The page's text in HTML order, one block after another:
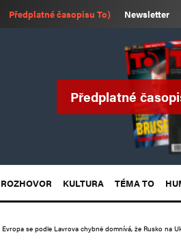
Předplatné časopisu To) Newsletter
Předplatné
ROZHOVOR KULTURA TÉMA TO
Evropa se podle Lavrova chybně domnívá, že Rusko na